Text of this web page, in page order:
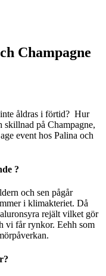
Champagne
åldras i förtid? Hur
skillnad på Champagne,
event hos Palina och
?
och sen pågår
i klimakteriet. Då
rejält vilket gör
vi får rynkor. Eehh som